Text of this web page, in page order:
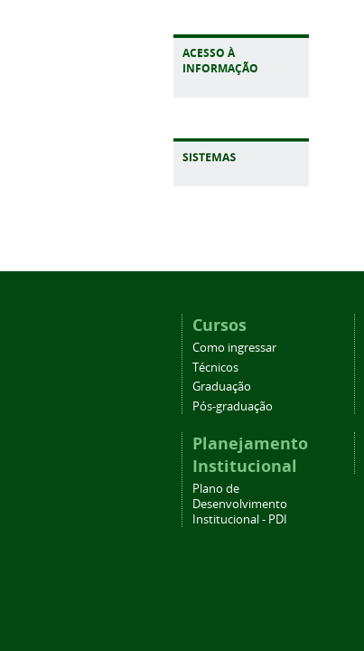
ACESSO À
INFORMAÇÃO
Cursos
Como ingressar
Técnicos
Graduação
Pós-graduação
Planejamento
Institucional
Plano de
Desenvolvimento
Institucional - PDI